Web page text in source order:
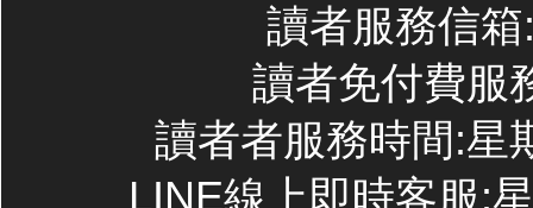
讀者服務信
讀者免付費服
讀者者服務時間:星
LINE線上即時客服: